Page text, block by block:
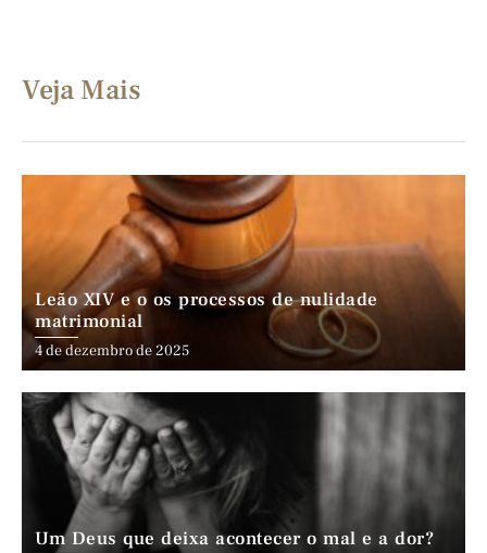
Veja Mais
Leão XIV e o os processos de nulidade
matrimonial
4 de dezembro de 2025
Um Deus que deixa acontecer o mal e a dor?